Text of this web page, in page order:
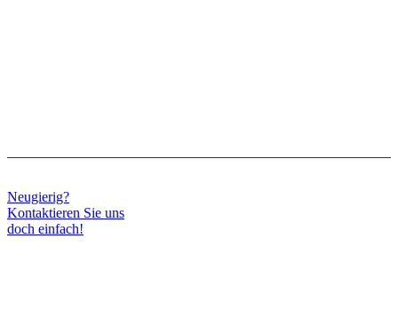
Neugierig?
Kontaktieren Sie uns
doch einfach!